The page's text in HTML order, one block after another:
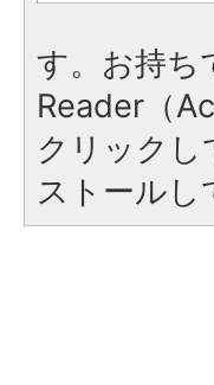
す。お持ち
Reader（
クリック
ストールし